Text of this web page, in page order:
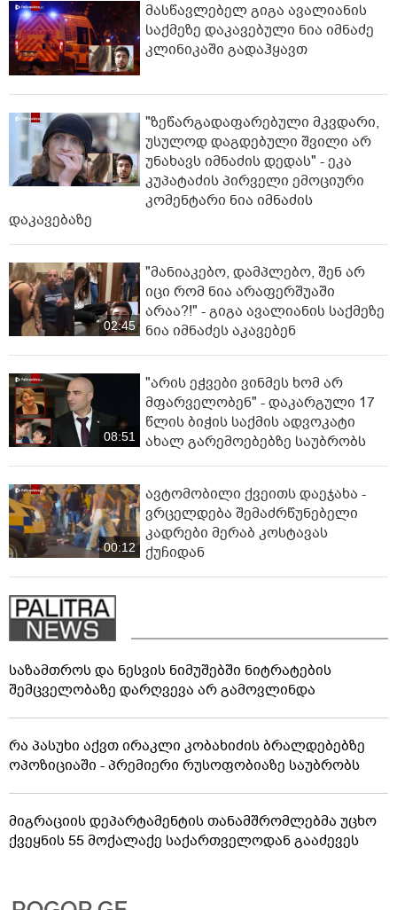
მასწავლებელ გიგა ავალიანის
საქმეზე დაკავებული ნია იმნაძე
კლინიკაში გადაჰყავთ
"ზეწარგადაფარებული მკვდარი,
უსულოდ დაგდებული შვილი არ
უნახავს იმნაძის დედას" - ეკა
კუპატაძის პირველი ემოციური
კომენტარი ნია იმნაძის
დაკავებაზე
02:45
"მანიაკებო, დამპლებო, შენ არ
იცი რომ ნია არაფერშუაში
არაა?!" - გიგა ავალიანის საქმეზე
ნია იმნაძეს აკავებენ
08:51
"არის ეჭვები ვინმეს ხომ არ
მფარველობენ" - დაკარგული 17
წლის ბიჭის საქმის ადვოკატი
ახალ გარემოებებზე საუბრობს
00:12
ავტომობილი ქვეითს დაეჯახა -
ვრცელდება შემაძრწუნებელი
კადრები მერაბ კოსტავას
ქუჩიდან
საზამთროს და ნესვის ნიმუშებში ნიტრატების
შემცველობაზე დარღვევა არ გამოვლინდა
რა პასუხი აქვთ ირაკლი კობახიძის ბრალდებებზე
ოპოზიციაში - პრემიერი რუსოფობიაზე საუბრობს
მიგრაციის დეპარტამენტის თანამშრომლებმა უცხო
ქვეყნის 55 მოქალაქე საქართველოდან გააძევეს